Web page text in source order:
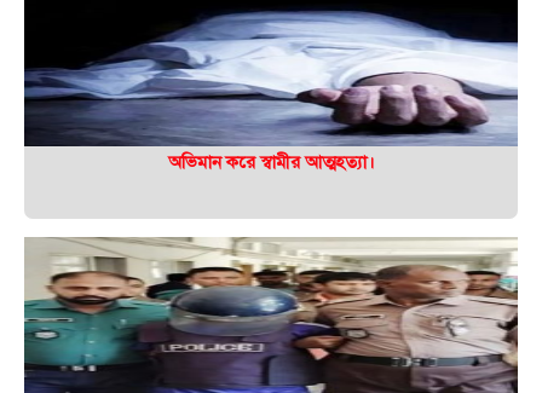
অভিমান করে স্বামীর আত্মহত্যা।